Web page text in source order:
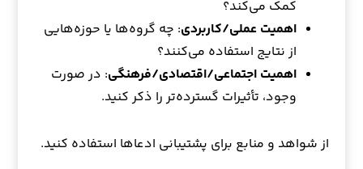
کمک می‌کند؟
اهمیت عملی/کاربردی: چه گروه‌ها یا حوزه‌هایی
از نتایج استفاده می‌کنند؟
اهمیت اجتماعی/اقتصادی/فرهنگی: در صورت
وجود، تأثیرات گسترده‌تر را ذکر کنید.
از شواهد و منابع برای پشتیبانی ادعاها استفاده کنید.